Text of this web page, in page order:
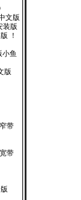
文版
装版
！
小鱼
版
带
带